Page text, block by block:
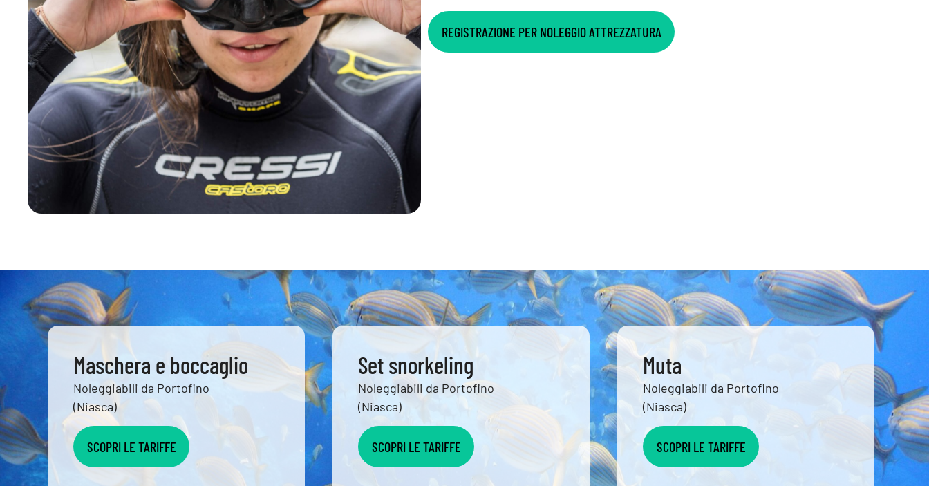
REGISTRAZIONE PER NOLEGGIO ATTREZZATURA
Maschera e boccaglio
Noleggiabili da Portofino
(Niasca)
SCOPRI LE TARIFFE
Set snorkeling
Noleggiabili da Portofino
(Niasca)
SCOPRI LE TARIFFE
Muta
Noleggiabili da Portofino
(Niasca)
SCOPRI LE TARIFFE